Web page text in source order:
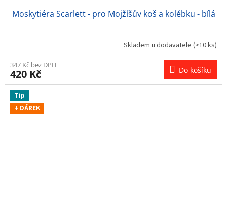
Moskytiéra Scarlett - pro Mojžíšův koš a kolébku - bílá
Skladem u dodavatele (>10 ks)
347 Kč bez DPH
420 Kč Do košíku
Tip
+ DÁREK